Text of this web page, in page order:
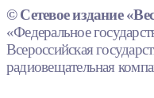
© Сетевое издание
«Федеральное
Всероссийская
радиовещательная